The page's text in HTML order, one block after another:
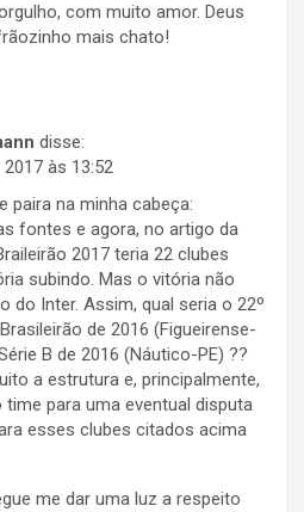
com muito amor. Deus
mais chato!
disse:
às 13:52
paira na minha cabeça:
fontes e agora, no artigo da
2017 teria 22 clubes
subindo. Mas o vitória não
do Inter. Assim, qual seria o 22º
de 2016 (Figueirense-
B de 2016 (Náutico-PE) ??
a estrutura e, principalmente,
para uma eventual disputa
esses clubes citados acima
me dar uma luz a respeito